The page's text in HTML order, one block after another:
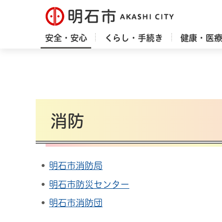
明石市
安全・安心 くらし・手続き 健康・医
消防
明石市消防局
明石市防災センター
明石市消防団